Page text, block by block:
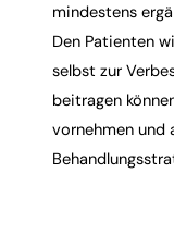
mindestens
Den Patienten
selbst zur
beitragen
vornehmen und